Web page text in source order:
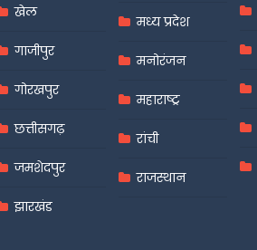
खेल
गाजीपुर
गोरखपुर
छत्तीसगढ़
जमशेदपुर
झारखंड
मध्य प्रदेश
मनोरंजन
महाराष्ट्र
रांची
राजस्थान